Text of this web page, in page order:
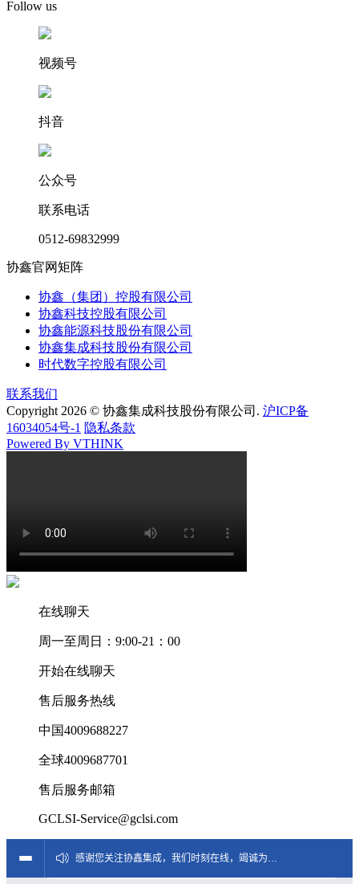
Follow us
视频号
抖音
公众号
联系电话
0512-69832999
协鑫官网矩阵
协鑫（集团）控股有限公司
协鑫科技控股有限公司
协鑫能源科技股份有限公司
协鑫集成科技股份有限公司
时代数字控股有限公司
联系我们
Copyright 2026 © 协鑫集成科技股份有限公司. 沪ICP备
16034054号-1 隐私条款
Powered By VTHINK
在线聊天
周一至周日：9:00-21：00
开始在线聊天
售后服务热线
中国4009688227
全球4009687701
售后服务邮箱
GCLSI-Service@gclsi.com